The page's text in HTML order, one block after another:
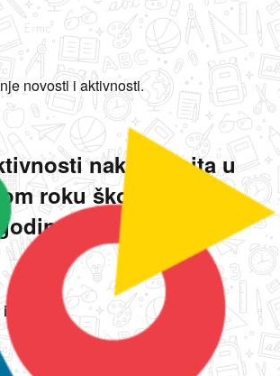
novosti i aktivnosti.
nakon ispita u
roku školske